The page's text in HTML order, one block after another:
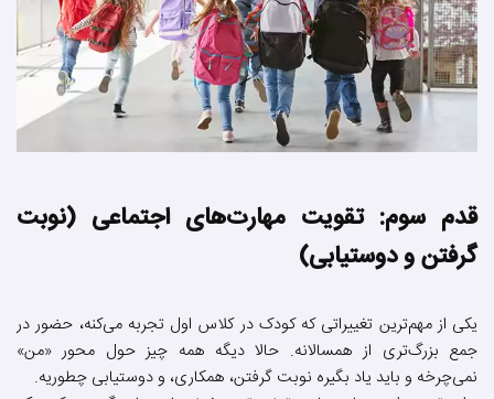
قدم سوم: تقویت مهارت‌های اجتماعی (نوبت
گرفتن و دوستیابی)
یکی از مهم‌ترین تغییراتی که کودک در کلاس اول تجربه می‌کنه، حضور در
جمع بزرگ‌تری از همسالانه. حالا دیگه همه چیز حول محور «من»
نمی‌چرخه و باید یاد بگیره نوبت گرفتن، همکاری، و دوستیابی چطوریه.